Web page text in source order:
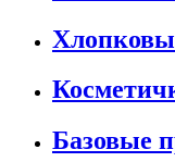
Базовые